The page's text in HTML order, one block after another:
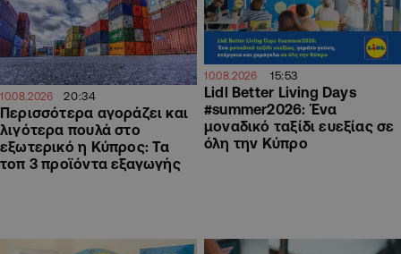
10.08.2026 20:34
Περισσότερα αγοράζει και
λιγότερα πουλά στο
εξωτερικό η Κύπρος: Τα
τοπ 3 προϊόντα εξαγωγής
10.08.2026 15:53
Lidl Better Living Days
#summer2026: Ένα
μοναδικό ταξίδι ευεξίας σε
όλη την Κύπρο